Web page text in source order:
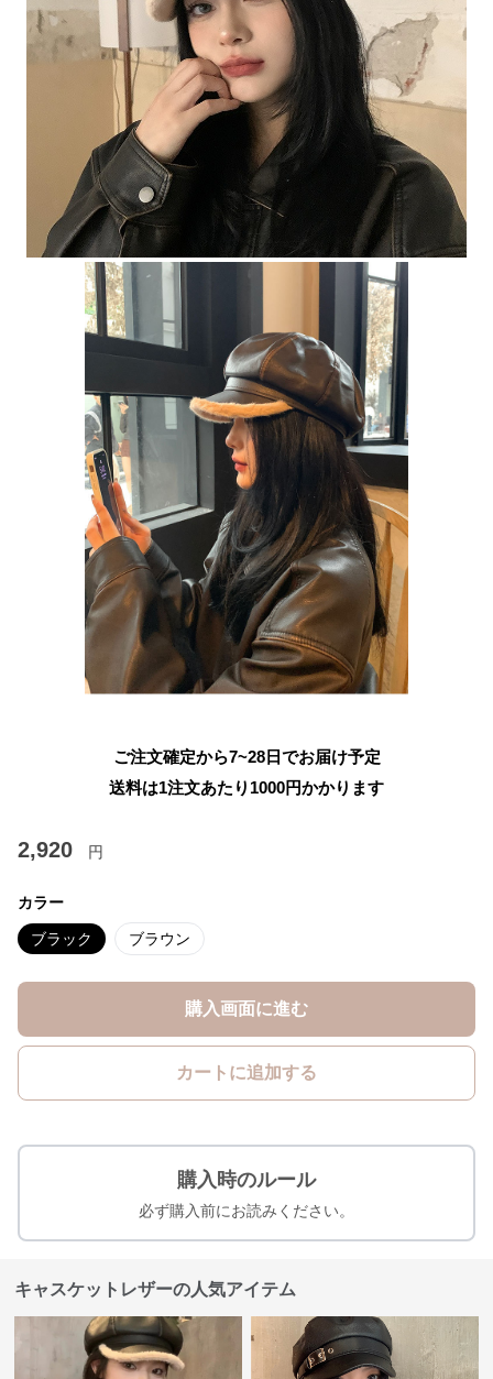
ご注文確定から7~28日でお届け予定
送料は1注文あたり 1000円かかります
2,920 円
カラー
ブラック ブラウン
購入画面に進む
カートに追加する
購入時のルール
必ず購入前にお読みください。
キャスケットレザーの人気アイテム